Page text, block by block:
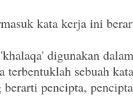
kata kerja ini
digunakan
terbentuklah sebuah
pencipta,